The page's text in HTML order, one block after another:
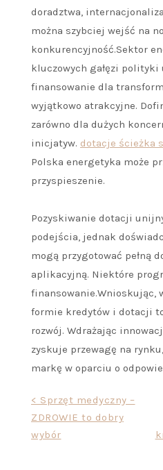
doradztwa,
można szybciej wejść na
konkurencyjność.Sektor
kluczowych gałęzi
finansowanie dla
wyjątkowo atrakcyjne.
zarówno dla dużych
inicjatyw. dotacje ścieżka
Polska energetyka może
przyspieszenie.
Pozyskiwanie dotacji
podejścia, jednak
mogą przygotować pełną
aplikacyjną. Niektóre
finansowanie.Wnioskując,
formie kredytów i dotacji
rozwój. Wdrażając
zyskuje przewagę na
markę w oparciu o
Nawigacja
wpisu
< Sprzęt medyczny –
ZDROWIE to dobry
wybór